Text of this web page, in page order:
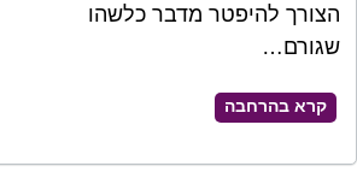
הצורך להיפטר מדבר כלשהו
שגורם…
קרא בהרחבה